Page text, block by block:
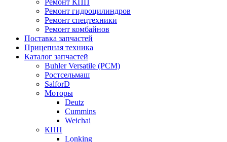
Ремонт КПП
Ремонт гидроцилиндров
Ремонт спецтехники
Ремонт комбайнов
Поставка запчастей
Прицепная техника
Каталог запчастей
Buhler Versatile (РСМ)
Ростсельмаш
SalforD
Моторы
Deutz
Cummins
Weichai
КПП
Lonking